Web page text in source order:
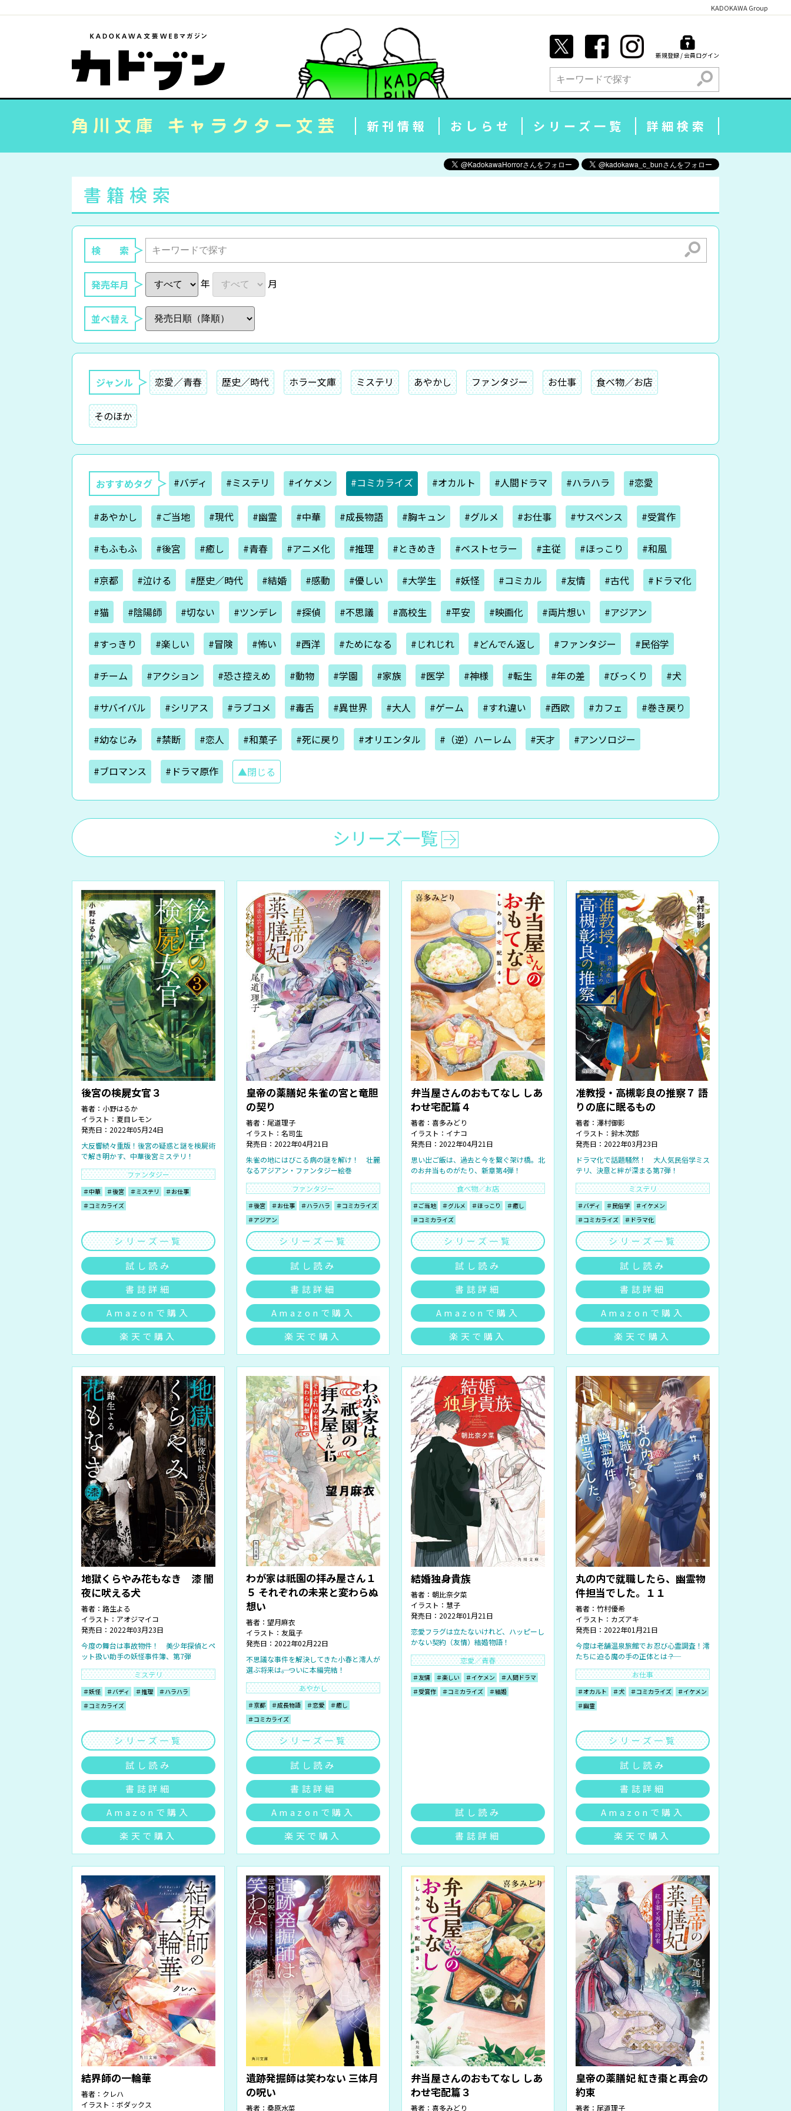
KADOKAWA Group
新規登録 / 会員ログイン
検索
新刊情報 おしらせ シリーズ一覧 詳細検索
書籍検索
検 索 検索
発売年月 年 月
並べ替え
ジャンル 恋愛／青春 歴史／時代 ホラー文庫 ミステリ あやかし ファンタジー お仕事 食べ物／お店
そのほか
おすすめタグ #バディ #ミステリ #イケメン #コミカライズ #オカルト #人間ドラマ #ハラハラ #恋愛
#あやかし #ご当地 #現代 #幽霊 #中華 #成長物語 #胸キュン #グルメ #お仕事 #サスペンス #受賞作
#もふもふ #後宮 #癒し #青春 #アニメ化 #推理 #ときめき #ベストセラー #主従 #ほっこり #和風
#京都 #泣ける #歴史／時代 #結婚 #感動 #優しい #大学生 #妖怪 #コミカル #友情 #古代 #ドラマ化
#猫 #陰陽師 #切ない #ツンデレ #探偵 #不思議 #高校生 #平安 #映画化 #両片想い #アジアン
#すっきり #楽しい #冒険 #怖い #西洋 #ためになる #じれじれ #どんでん返し #ファンタジー #民俗学
#チーム #アクション #恐さ控えめ #動物 #学園 #家族 #医学 #神様 #転生 #年の差 #びっくり #犬
#サバイバル #シリアス #ラブコメ #毒舌 #異世界 #大人 #ゲーム #すれ違い #西欧 #カフェ #巻き戻り
#幼なじみ #禁断 #恋人 #和菓子 #死に戻り #オリエンタル #（逆）ハーレム #天才 #アンソロジー
#ブロマンス #ドラマ原作 ▲閉じる
シリーズ一覧
後宮の検屍女官３
著者： 小野はるか
イラスト： 夏目レモン
発売日：2022年05月24日
大反響続々重版！後宮の疑惑と謎を検屍術
で解き明かす、中華後宮ミステリ！
ファンタジー
＃中華 ＃後宮 ＃ミステリ
＃お仕事
＃コミカライズ
シリーズ一覧
試し読み
書誌詳細
Amazonで購入
楽天で購入
皇帝の薬膳妃 朱雀の宮と竜胆
の契り
著者： 尾道理子
イラスト： 名司生
発売日：2022年04月21日
朱雀の地にはびこる病の謎を解け！ 壮麗
なるアジアン・ファンタジー絵巻
ファンタジー
＃後宮 ＃お仕事 ＃ハラハラ
＃コミカライズ
＃アジアン
シリーズ一覧
試し読み
書誌詳細
Amazonで購入
楽天で購入
弁当屋さんのおもてなし しあ
わせ宅配篇４
著者： 喜多みどり
イラスト： イナコ
発売日：2022年04月21日
思い出ご飯は、過去と今を繋ぐ架け橋。北
のお弁当ものがたり、新章第4弾！
食べ物／お店
＃ご当地 ＃グルメ ＃ほっこり
＃癒し
＃コミカライズ
シリーズ一覧
試し読み
書誌詳細
Amazonで購入
楽天で購入
准教授・高槻彰良の推察７ 語
りの底に眠るもの
著者： 澤村御影
イラスト： 鈴木次郎
発売日：2022年03月23日
ドラマ化で話題騒然！ 大人気民俗学ミス
テリ、決意と絆が深まる第7弾！
ミステリ
＃バディ ＃民俗学
＃イケメン
＃コミカライズ
＃ドラマ化
シリーズ一覧
試し読み
書誌詳細
Amazonで購入
楽天で購入
地獄くらやみ花もなき 漆 闇
夜に吠える犬
著者： 路生よる
イラスト： アオジマイコ
発売日：2022年03月23日
今度の舞台は事故物件！ 美少年探偵とペ
ット扱い助手の妖怪事件簿、第7弾
ミステリ
＃妖怪 ＃バディ ＃推理
＃ハラハラ
＃コミカライズ
シリーズ一覧
試し読み
書誌詳細
Amazonで購入
楽天で購入
わが家は祇園の拝み屋さん１
５ それぞれの未来と変わらぬ
想い
著者： 望月麻衣
イラスト： 友風子
発売日：2022年02月22日
不思議な事件を解決してきた小春と澪人が
選ぶ将来は――。ついに本編完結！
あやかし
＃京都 ＃成長物語 ＃恋愛
＃癒し
＃コミカライズ
シリーズ一覧
試し読み
書誌詳細
Amazonで購入
楽天で購入
結婚独身貴族
著者： 朝比奈夕菜
イラスト： 慧子
発売日：2022年01月21日
恋愛フラグは立たないけれど、ハッピーし
かない契約（友情）結婚物語！
恋愛／青春
＃友情 ＃楽しい ＃イケメン
＃人間ドラマ
＃受賞作
＃コミカライズ ＃結婚
試し読み
書誌詳細
丸の内で就職したら、幽霊物
件担当でした。１１
著者： 竹村優希
イラスト： カズアキ
発売日：2022年01月21日
今度は老舗温泉旅館でお忍び心霊調査！澪
たちに迫る魔の手の正体とは――？
お仕事
＃オカルト ＃犬 ＃コミカライズ
＃イケメン
＃幽霊
シリーズ一覧
試し読み
書誌詳細
Amazonで購入
楽天で購入
結界師の一輪華
著者： クレハ
イラスト： ボダックス
遺跡発掘師は笑わない 三体月
の呪い
著者： 桑原水菜
弁当屋さんのおもてなし しあ
わせ宅配篇３
著者： 喜多みどり
皇帝の薬膳妃 紅き棗と再会の
約束
著者： 尾道理子